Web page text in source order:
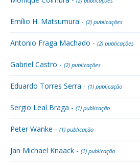
Emílio H. Matsumura - (2) publicações
Antonio Fraga Machado - (2) publicações
Gabriel Castro - (2) publicações
Eduardo Torres Serra - (1) publicação
Sergio Leal Braga - (1) publicação
Peter Wanke - (1) publicação
Jan Michael Knaack - (1) publicação